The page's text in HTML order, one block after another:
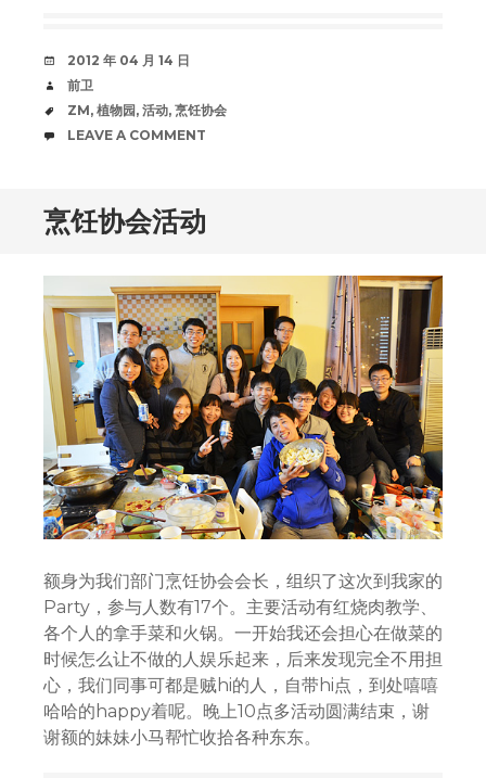
DATE
2012 年 04 月 14 日
AUTHOR
前卫
TAGS
ZM, 植物园, 活动, 烹饪协会
COMMENTS
LEAVE A COMMENT
烹饪协会活动
额身为我们部门烹饪协会会长，组织了这次到我家的
Party，参与人数有17个。主要活动有红烧肉教学、
各个人的拿手菜和火锅。一开始我还会担心在做菜的
时候怎么让不做的人娱乐起来，后来发现完全不用担
心，我们同事可都是贼hi的人，自带hi点，到处嘻嘻
哈哈的happy着呢。晚上10点多活动圆满结束，谢
谢额的妹妹小马帮忙收拾各种东东。